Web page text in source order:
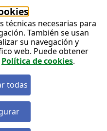
técnicas necesarias para
También se usan
su navegación y
web. Puede obtener
Política de cookies.